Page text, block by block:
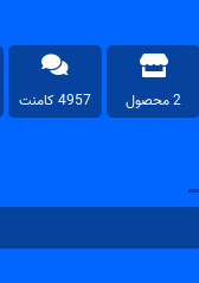
2 محصول 4957 کامنت